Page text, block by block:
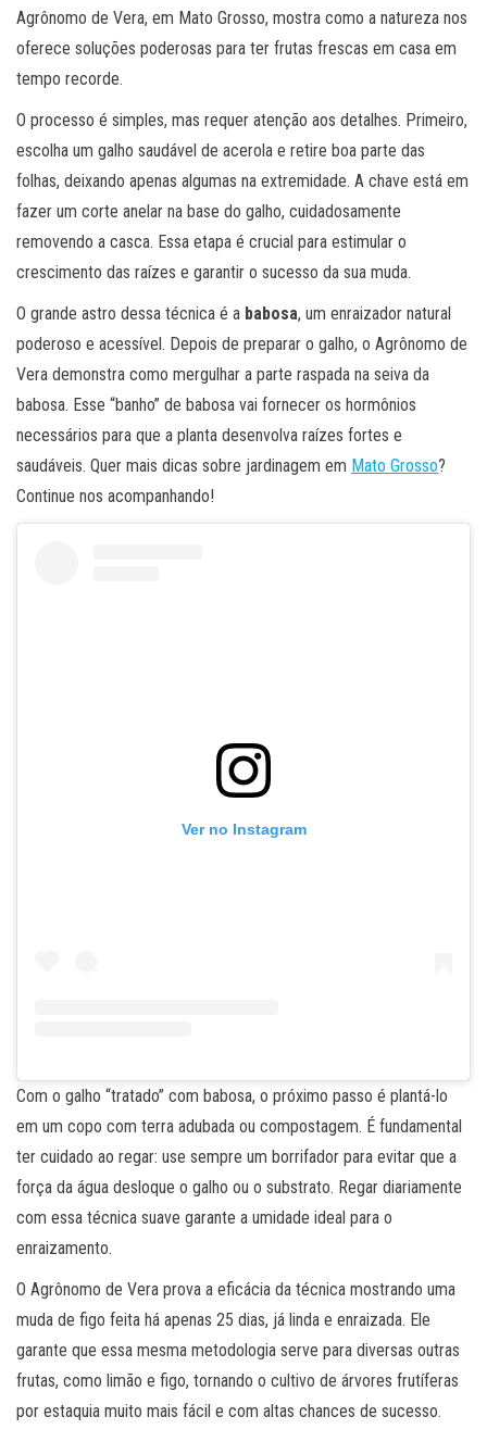
Agrônomo de Vera, em Mato Grosso, mostra como a natureza nos
oferece soluções poderosas para ter frutas frescas em casa em
tempo recorde.
O processo é simples, mas requer atenção aos detalhes. Primeiro,
escolha um galho saudável de acerola e retire boa parte das
folhas, deixando apenas algumas na extremidade. A chave está em
fazer um corte anelar na base do galho, cuidadosamente
removendo a casca. Essa etapa é crucial para estimular o
crescimento das raízes e garantir o sucesso da sua muda.
O grande astro dessa técnica é a babosa, um enraizador natural
poderoso e acessível. Depois de preparar o galho, o Agrônomo de
Vera demonstra como mergulhar a parte raspada na seiva da
babosa. Esse “banho” de babosa vai fornecer os hormônios
necessários para que a planta desenvolva raízes fortes e
saudáveis. Quer mais dicas sobre jardinagem em Mato Grosso?
Continue nos acompanhando!
Ver no Instagram
Com o galho “tratado” com babosa, o próximo passo é plantá-lo
em um copo com terra adubada ou compostagem. É fundamental
ter cuidado ao regar: use sempre um borrifador para evitar que a
força da água desloque o galho ou o substrato. Regar diariamente
com essa técnica suave garante a umidade ideal para o
enraizamento.
O Agrônomo de Vera prova a eficácia da técnica mostrando uma
muda de figo feita há apenas 25 dias, já linda e enraizada. Ele
garante que essa mesma metodologia serve para diversas outras
frutas, como limão e figo, tornando o cultivo de árvores frutíferas
por estaquia muito mais fácil e com altas chances de sucesso.